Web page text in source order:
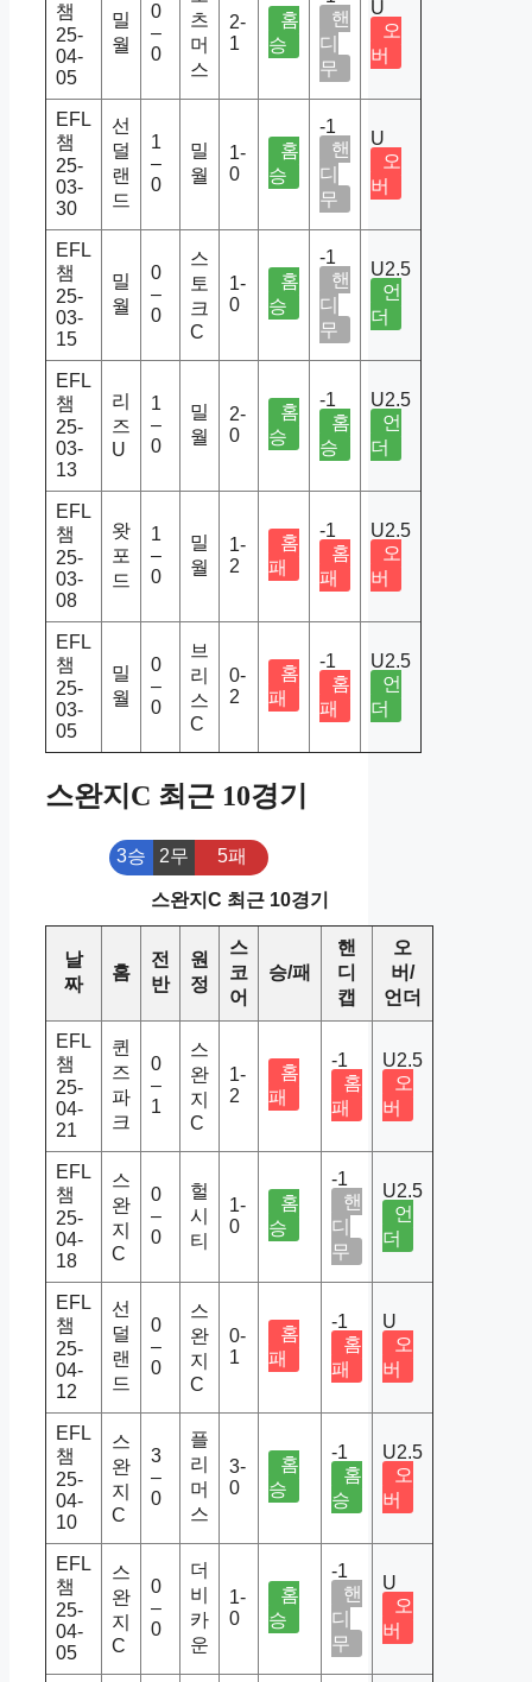
챔
25-
04-
05
밀
월
0
–
0
츠
머
스
2-
1
홈
승
핸
디
무
U
오
버
EFL
챔
25-
03-
30
선
덜
랜
드
1
–
0
밀
월
1-
0
홈
승
-1
핸
디
무
U
오
버
EFL
챔
25-
03-
15
밀
월
0
–
0
스
토
크
C
1-
0
홈
승
-1
핸
디
무
U2.5
언
더
EFL
챔
25-
03-
13
리
즈
U
1
–
0
밀
월
2-
0
홈
승
-1
홈
승
U2.5
언
더
EFL
챔
25-
03-
08
왓
포
드
1
–
0
밀
월
1-
2
홈
패
-1
홈
패
U2.5
오
버
EFL
챔
25-
03-
05
밀
월
0
–
0
브
리
스
C
0-
2
홈
패
-1
홈
패
U2.5
언
더
스완지C 최근 10경기
3승 2무 5패
스완지C 최근 10경기
날
짜
홈
전
반
원
정
스
코
어
승/패
핸
디
캡
오
버/
언더
EFL
챔
25-
04-
21
퀸
즈
파
크
0
–
1
스
완
지
C
1-
2
홈
패
-1
홈
패
U2.5
오
버
EFL
챔
25-
04-
18
스
완
지
C
0
–
0
헐
시
티
1-
0
홈
승
-1
핸
디
무
U2.5
언
더
EFL
챔
25-
04-
12
선
덜
랜
드
0
–
0
스
완
지
C
0-
1
홈
패
-1
홈
패
U
오
버
EFL
챔
25-
04-
10
스
완
지
C
3
–
0
플
리
머
스
3-
0
홈
승
-1
홈
승
U2.5
오
버
EFL
챔
25-
04-
05
스
완
지
C
0
–
0
더
비
카
운
1-
0
홈
승
-1
핸
디
무
U
오
버